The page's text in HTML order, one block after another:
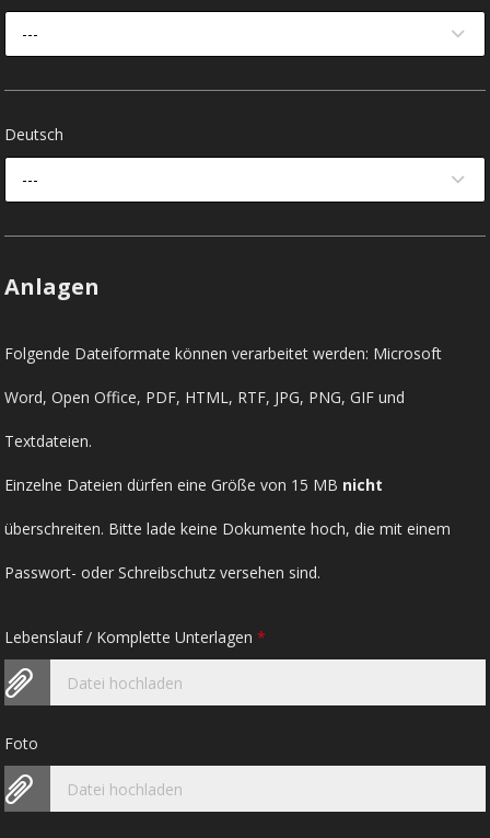
---
Deutsch
---
Anlagen
Folgende Dateiformate können verarbeitet werden: Microsoft
Word, Open Office, PDF, HTML, RTF, JPG, PNG, GIF und
Textdateien.
Einzelne Dateien dürfen eine Größe von 15 MB nicht
überschreiten. Bitte lade keine Dokumente hoch, die mit einem
Passwort- oder Schreibschutz versehen sind.
Lebenslauf / Komplette Unterlagen*
Datei hochladen
Foto
Datei hochladen